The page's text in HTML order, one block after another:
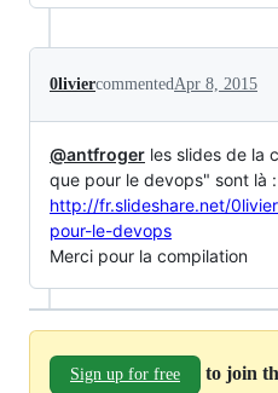
0liviercommentedApr 8, 2015
@antfroger les slides de la
que pour le devops" sont là :
http://fr.slideshare.net/
pour-le-devops
Merci pour la compilation
Sign up for free
to join